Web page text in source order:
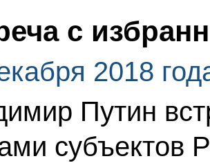
с
2018
Путин
субъектов